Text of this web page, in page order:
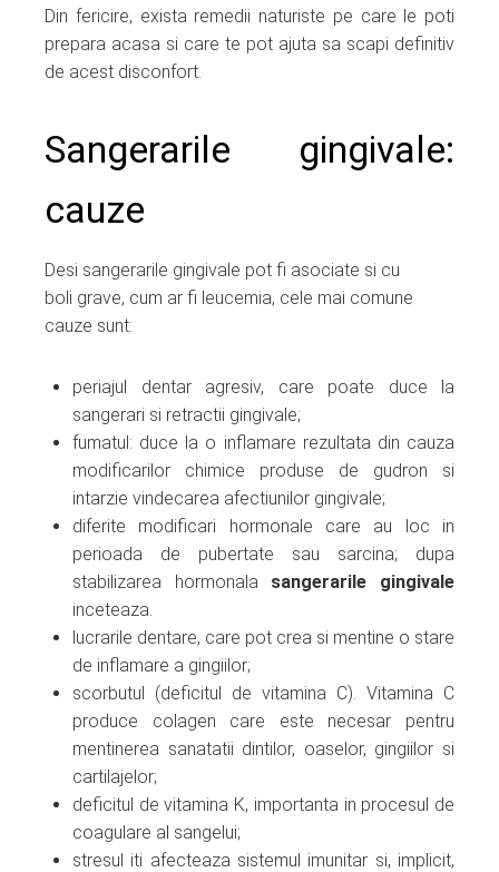
Din fericire, exista remedii naturiste pe care le poti
prepara acasa si care te pot ajuta sa scapi definitiv
de acest disconfort.
Sangerarile gingivale:
cauze
Desi sangerarile gingivale pot fi asociate si cu
boli grave, cum ar fi leucemia, cele mai comune
cauze sunt:
periajul dentar agresiv, care poate duce la
sangerari si retractii gingivale;
fumatul: duce la o inflamare rezultata din cauza
modificarilor chimice produse de gudron si
intarzie vindecarea afectiunilor gingivale;
diferite modificari hormonale care au loc in
perioada de pubertate sau sarcina; dupa
stabilizarea hormonala sangerarile gingivale
inceteaza.
lucrarile dentare, care pot crea si mentine o stare
de inflamare a gingiilor;
scorbutul (deficitul de vitamina C). Vitamina C
produce colagen care este necesar pentru
mentinerea sanatatii dintilor, oaselor, gingiilor si
cartilajelor;
deficitul de vitamina K, importanta in procesul de
coagulare al sangelui;
stresul iti afecteaza sistemul imunitar si, implicit,